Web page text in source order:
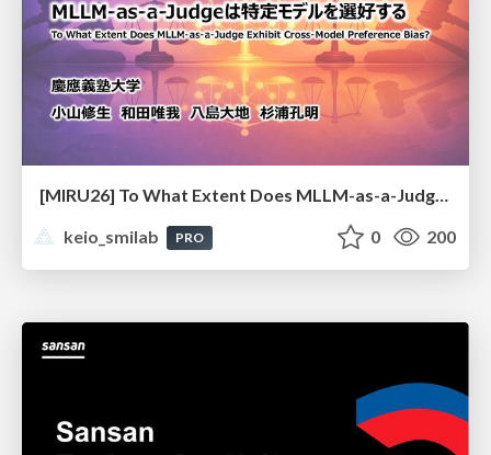
[MIRU26] To What Extent Does MLLM-as-a-Judge Exhibit Cross-Model Preference Bias?
keio_smilab
PRO 0 200